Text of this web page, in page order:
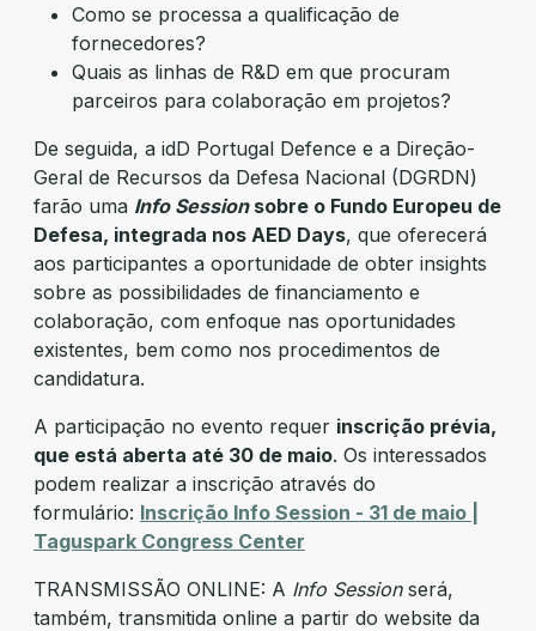
Como se processa a qualificação de
fornecedores?
Quais as linhas de R&D em que procuram
parceiros para colaboração em projetos?
De seguida, a idD Portugal Defence e a Direção-
Geral de Recursos da Defesa Nacional (DGRDN)
farão uma Info Sessionsobre o Fundo Europeu de
Defesa, integrada nos AED Days, que oferecerá
aos participantes a oportunidade de obter insights
sobre as possibilidades de financiamento e
colaboração, com enfoque nas oportunidades
existentes, bem como nos procedimentos de
candidatura.
A participação no evento requer inscrição prévia,
que está aberta até 30 de maio. Os interessados
podem realizar a inscrição através do
formulário: Inscrição Info Session - 31 de maio |
Taguspark Congress Center
TRANSMISSÃO ONLINE: A Info Sessionserá,
também, transmitida online a partir do website da